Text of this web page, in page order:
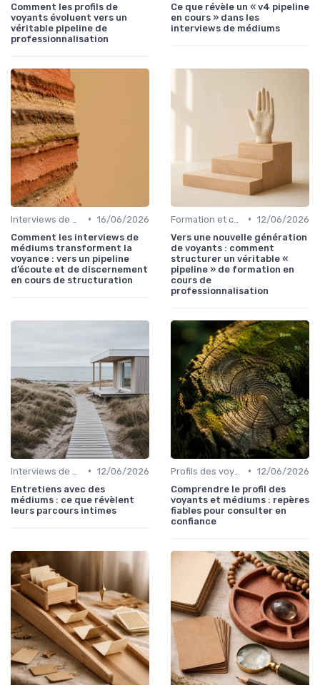
Comment les profils de
voyants évoluent vers un
véritable pipeline de
professionnalisation
Ce que révèle un « v4 pipeline
en cours » dans les
interviews de médiums
• 16/06/2026
Comment les interviews de
médiums transforment la
voyance : vers un pipeline
d’écoute et de discernement
en cours de structuration
• 12/06/2026
Vers une nouvelle génération
de voyants : comment
structurer un véritable «
pipeline » de formation en
cours de
professionnalisation
• 12/06/2026
Entretiens avec des
médiums : ce que révèlent
leurs parcours intimes
• 12/06/2026
Comprendre le profil des
voyants et médiums : repères
fiables pour consulter en
confiance